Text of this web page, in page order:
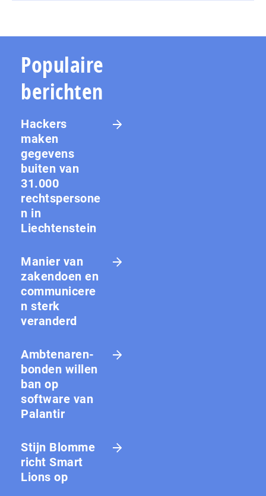
Populaire
berichten
Hackers
maken
gegevens
buiten van
31.000
rechtspersone
n in
Liechtenstein
Manier van
zakendoen en
communicere
n sterk
veranderd
Amb­te­na­ren­
bon­den willen
ban op
software van
Palantir
Stijn Blomme
richt Smart
Lions op